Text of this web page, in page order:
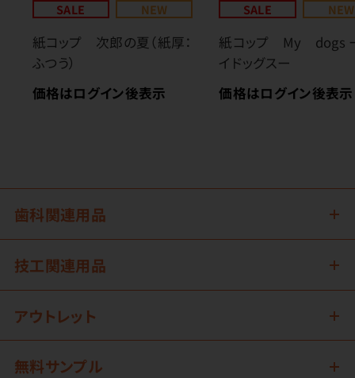
SALE NEW
紙コップ 次郎の夏（紙厚：
ふつう）
価格はログイン後表示
SALE NEW
紙コップ My dogs
イドッグスー
価格はログイン後表示
歯科関連用品
技工関連用品
アウトレット
無料サンプル